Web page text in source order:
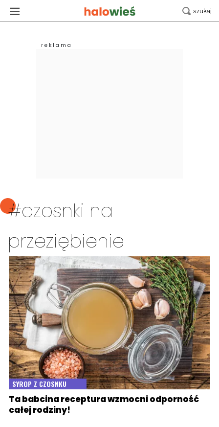
#czosnki na
przeziębienie
SYROP Z CZOSNKU
Ta babcina receptura wzmocni odporność
całej rodziny!